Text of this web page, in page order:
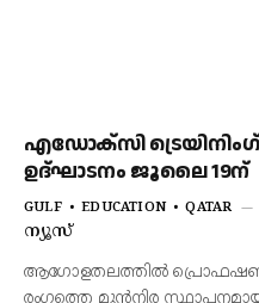
എഡോക്‌സി
ഉദ്ഘാടനം ജൂലൈ 19ന്
GULF EDUCATION QATAR
ന്യൂസ്
ആഗോളതലത്തില്‍ പ്രൊഫഷണല്‍-
രംഗത്തെ മുന്‍നിര